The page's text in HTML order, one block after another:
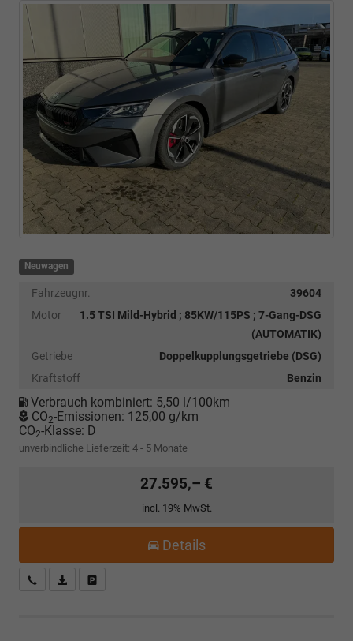
Neuwagen
Fahrzeugnr.
39604
Motor
1.5 TSI Mild-Hybrid ; 85KW/115PS ; 7-Gang-DSG
(AUTOMATIK)
Getriebe
Doppelkupplungsgetriebe (DSG)
Kraftstoff
Benzin
Verbrauch kombiniert: 5,50 l/100km
CO2-Emissionen: 125,00 g/km
CO2-Klasse: D
unverbindliche Lieferzeit: 4 - 5 Monate
27.595,– €
incl. 19% MwSt.
Details
Kostenloser Rückruf-Service
PDF-Datei, Fahrzeugexposé drucken